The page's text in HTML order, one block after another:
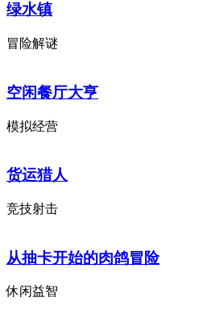
绿水镇
冒险解谜
空闲餐厅大亨
模拟经营
货运猎人
竞技射击
从抽卡开始的肉鸽冒险
休闲益智